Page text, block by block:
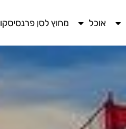
אוכל מחוץ לסן פרנסיסקו